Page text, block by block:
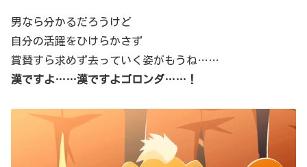
男なら分かるだろうけど
自分の活躍をひけらかさず
賞賛すら求めず去っていく姿がもうね……
漢ですよ……漢ですよゴロンダ……！